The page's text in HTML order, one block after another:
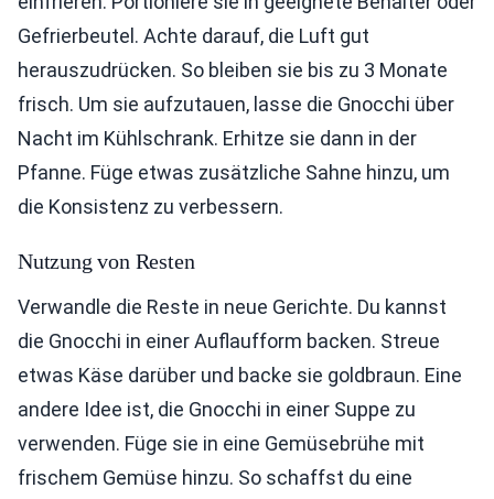
Gefrierbeutel. Achte darauf, die Luft gut
herauszudrücken. So bleiben sie bis zu 3 Monate
frisch. Um sie aufzutauen, lasse die Gnocchi über
Nacht im Kühlschrank. Erhitze sie dann in der
Pfanne. Füge etwas zusätzliche Sahne hinzu, um
die Konsistenz zu verbessern.
Nutzung von Resten
Verwandle die Reste in neue Gerichte. Du kannst
die Gnocchi in einer Auflaufform backen. Streue
etwas Käse darüber und backe sie goldbraun. Eine
andere Idee ist, die Gnocchi in einer Suppe zu
verwenden. Füge sie in eine Gemüsebrühe mit
frischem Gemüse hinzu. So schaffst du eine